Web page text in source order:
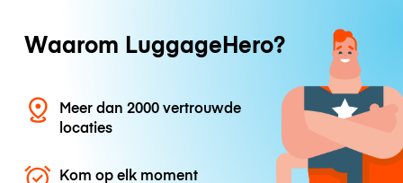
Waarom LuggageHero?
Meer dan 2000 vertrouwde
locaties
Kom op elk moment